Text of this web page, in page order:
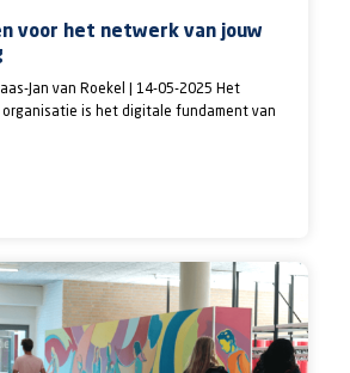
voor het netwerk van jouw
Jan van Roekel | 14-05-2025 Het
is het digitale fundament van